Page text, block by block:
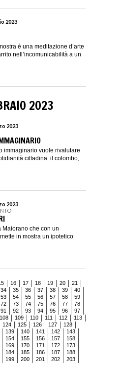
2023
è una meditazione d’arte
nell’incomunicabilità a un
2023
2023
immaginario vuole rivalutare
cittadina: il colombo,
2023
Maiorano che con un
in mostra un ipotetico
16 17 18 19 20
21
34 35 36 37 38 39
40
53 54 55 56 57 58
59
72 73 74 75 76 77
78
91 92 93 94 95 96
97
108 109 110 111 112
113
124 125 126 127
128
139 140 141 142
143
154 155 156 157
158
169 170 171 172
173
184 185 186 187
188
199 200 201 202
203